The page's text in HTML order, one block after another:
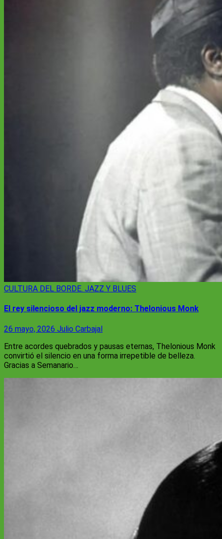
CULTURA DEL BORDE. JAZZ Y BLUES
El rey silencioso del jazz moderno: Thelonious Monk
26 mayo, 2026 Julio Carbajal
Entre acordes quebrados y pausas eternas, Thelonious Monk
convirtió el silencio en una forma irrepetible de belleza.
Gracias a Semanario…